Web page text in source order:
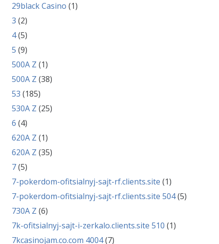
29black Casino (1)
3 (2)
4(5)
5 (9)
500A Z (1)
500A Z (38)
53 (185)
530A Z (25)
6 (4)
620A Z (1)
620A Z (35)
7(5)
7-pokerdom-ofitsialnyj-sajt-rf.clients.site (1)
7-pokerdom-ofitsialnyj-sajt-rf.clients.site 504(5)
730A Z (6)
7k-ofitsialnyj-sajt-i-zerkalo.clients.site 510 (1)
7kcasinojam.co.com 4004(7)